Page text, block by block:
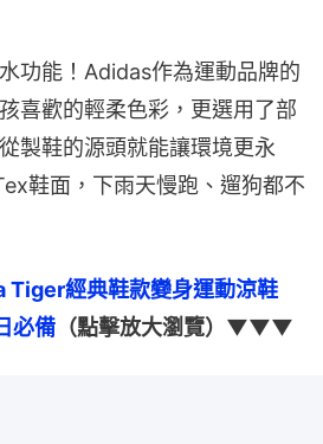
功能！Adidas作為運動品牌的
喜歡的輕柔色彩，更選用了部
製鞋的源頭就能讓環境更永
鞋面，下雨天慢跑、遛狗都不
Tiger經典鞋款變身運動涼鞋
必備 （點擊放大瀏覽）▼▼▼